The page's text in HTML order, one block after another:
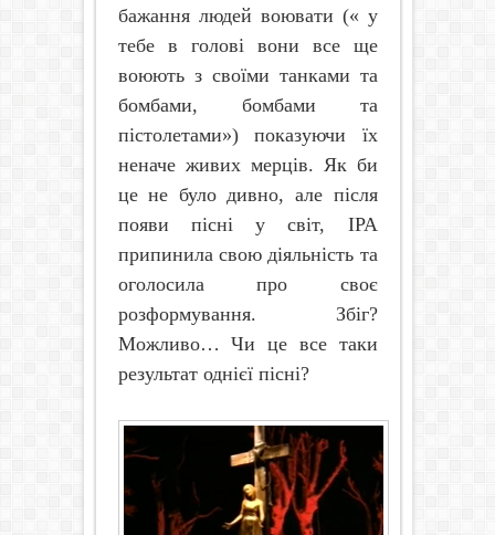
бажання людей воювати (« у
тебе в голові вони все ще
воюють з своїми танками та
бомбами, бомбами та
пістолетами») показуючи їх
неначе живих мерців. Як би
це не було дивно, але після
появи пісні у світ, ІРА
припинила свою діяльність та
оголосила про своє
розформування. Збіг?
Можливо… Чи це все таки
результат однієї пісні?